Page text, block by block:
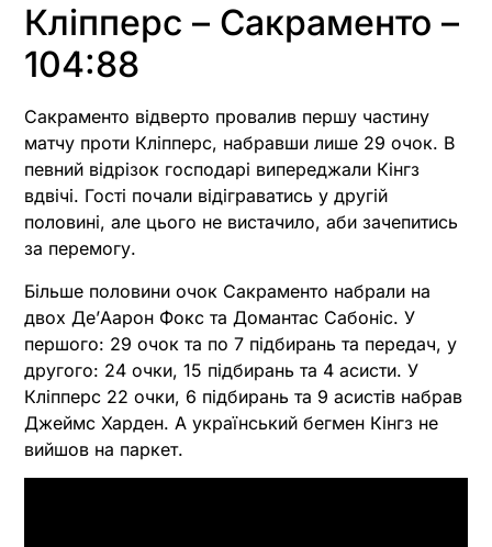
Кліпперс – Сакраменто –
104:88
Сакраменто відверто провалив першу частину
матчу проти Кліпперс, набравши лише 29 очок. В
певний відрізок господарі випереджали Кінгз
вдвічі. Гості почали відіграватись у другій
половині, але цього не вистачило, аби зачепитись
за перемогу.
Більше половини очок Сакраменто набрали на
двох Де’Аарон Фокс та Домантас Сабоніс. У
першого: 29 очок та по 7 підбирань та передач, у
другого: 24 очки, 15 підбирань та 4 асисти. У
Кліпперс 22 очки, 6 підбирань та 9 асистів набрав
Джеймс Харден. А український бегмен Кінгз не
вийшов на паркет.